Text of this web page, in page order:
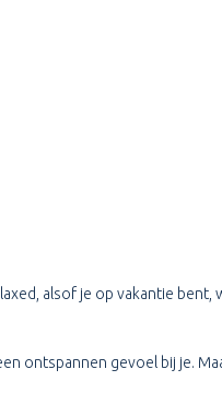
alsof je op vakantie bent,
ontspannen gevoel bij je.